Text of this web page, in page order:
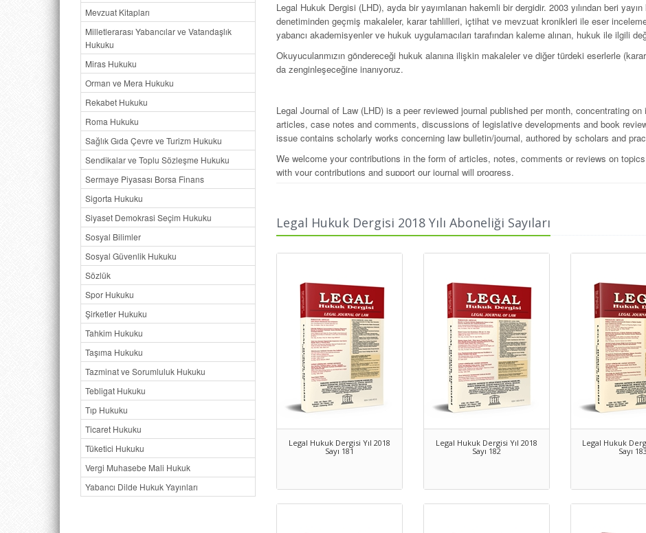
Mevzuat Kitapları
Milletlerarası Yabancılar ve Vatandaşlık
Hukuku
Miras Hukuku
Orman ve Mera Hukuku
Rekabet Hukuku
Roma Hukuku
Sağlık Gıda Çevre ve Turizm Hukuku
Sendikalar ve Toplu Sözleşme Hukuku
Sermaye Piyasası Borsa Finans
Sigorta Hukuku
Siyaset Demokrasi Seçim Hukuku
Sosyal Bilimler
Sosyal Güvenlik Hukuku
Sözlük
Spor Hukuku
Şirketler Hukuku
Tahkim Hukuku
Taşıma Hukuku
Tazminat ve Sorumluluk Hukuku
Tebligat Hukuku
Tıp Hukuku
Ticaret Hukuku
Tüketici Hukuku
Vergi Muhasebe Mali Hukuk
Yabancı Dilde Hukuk Yayınları
Legal Hukuk Dergisi (LHD), ayda bir yayımlanan hakemli bir dergidir. 2003 yılından beri
denetiminden geçmiş makaleler, karar tahlilleri, içtihat ve mev­zuat kronikleri ile eser
yabancı akademisyenler ve hukuk uygulamacıları tarafından kaleme alınan, hukuk ile ilgili
Okuyucularımızın göndereceği hukuk alanına ilişkin makaleler ve diğer türdeki eserlerle
da zenginleşeceğine inanıyoruz.
Legal Journal of Law (LHD) is a peer reviewed journal published per month, concentrating
articles, case notes and comments, discussions of legislative developments and book
issue contains scholarly works concerning law bulletin/journal, authored by scholars and
We welcome your contributions in the form of articles, notes, comments or reviews on
with your contributions and support our journal will progress.
Legal Hukuk Dergisi 2018 Yılı Aboneliği Sayıları
Legal Hukuk Dergisi Yıl 2018
Sayı 181
Legal Hukuk Dergisi Yıl 2018
Sayı 182
Legal Hukuk
Sayı 183